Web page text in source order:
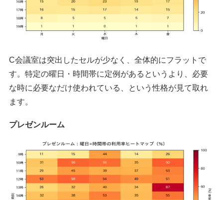
C会議室は突出したセルが少なく、全体的にフラットで
す。特定の曜日・時間帯に定例があるというより、必要
な時に必要なだけ使われている、という性格が見て取れ
ます。
プレゼンルーム